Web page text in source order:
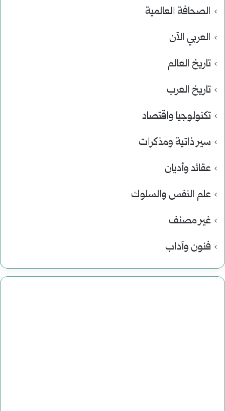
الصحافة العالمية
العربي الآن
تاريخ العالم
تاريخ العرب
تكنولوجيا واقتصاد
سير ذاتية ومذكرات
عقائد وأديان
علم النفس والسلوك
غير مصنف
فنون وآداب